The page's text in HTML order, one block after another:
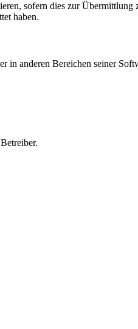
sofern dies zur
haben.
anderen Bereichen seiner